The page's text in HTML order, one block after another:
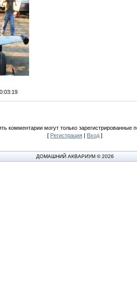
комментарии могут только зарегистрированные
[ Регистрация | Вход ]
ДОМАШНИЙ АКВАРИУМ © 2026